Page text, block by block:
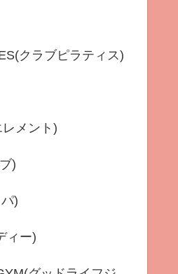
クラブピラティス)
メント)
)
)
ィー)